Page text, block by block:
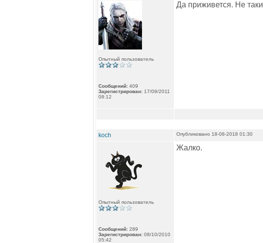
Опытный пользователь
Сообщений: 409
Зарегистрирован: 17/09/2011
08:12
Да приживется. Не
koch Опубликовано 18-08-2018 01:30
Опытный пользователь
Сообщений: 289
Зарегистрирован: 08/10/2010
05:42
Жалко.